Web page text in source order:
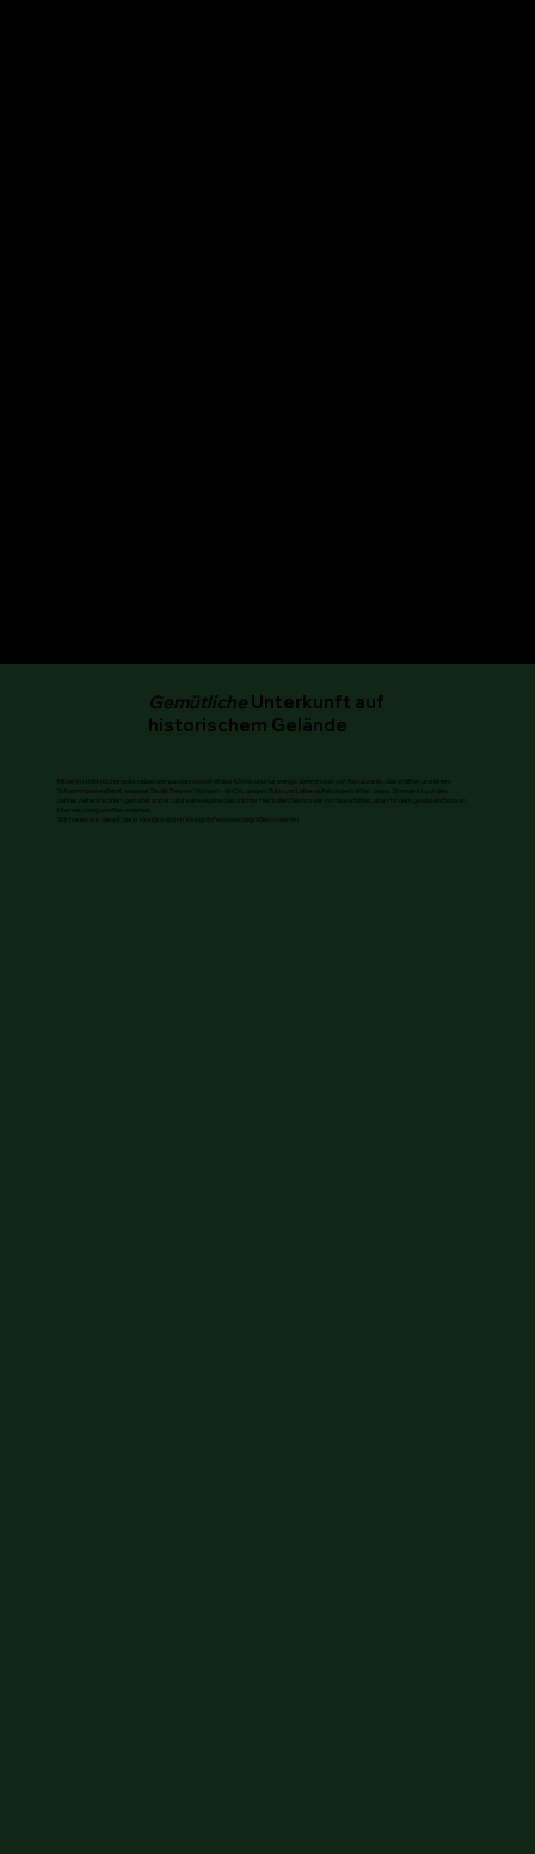
Mitten im stillen Eichenwald, neben der wunderschönen Brahe-Kirche und nur wenige Gehminuten von Restaurants, Geschäften und einem
Schwimmbad entfernt, erwartet Sie die Pension Visingsö – ein Ort, an dem Ruhe und Leben aufeinandertreffen. Jedes Zimmer ist von den
Jahreszeiten inspiriert gestaltet und erzählt seine eigene Geschichte. Hier sollen Sie sich wie zu Hause fühlen, aber mit dem gewissen Extra an
Überraschung und Besonderheit.
Wir freuen uns darauf, Sie in Visingsö und im
Visingsö Pensionat begrüßen zu dürfen.
GemütlicheUnterkunft auf
historischem Gelände